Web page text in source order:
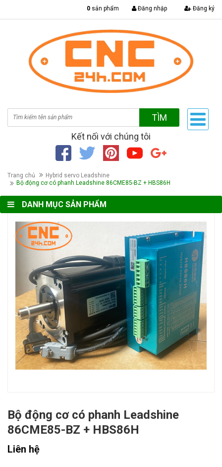
0 sản phẩm Đăng nhập Đăng ký
TÌM
Kết nối với chúng tôi
Trang chủ
Hybrid servo Leadshine
Bộ động cơ có phanh Leadshine 86CME85-BZ + HBS86H
DANH MỤC SẢN PHẨM
Bộ động cơ có phanh Leadshine
86CME85-BZ + HBS86H
Liên hệ